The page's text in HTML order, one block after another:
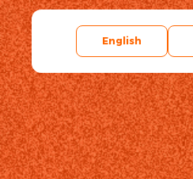
English